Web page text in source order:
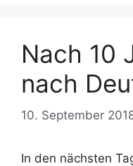
i
e
n
w
r
e
Nach 10
nach
10. September
In den nächsten